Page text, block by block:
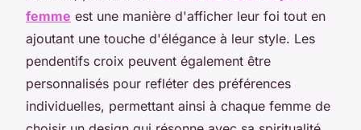
femme est une manière d'afficher leur foi tout en
ajoutant une touche d'élégance à leur style. Les
pendentifs croix peuvent également être
personnalisés pour refléter des préférences
individuelles, permettant ainsi à chaque femme de